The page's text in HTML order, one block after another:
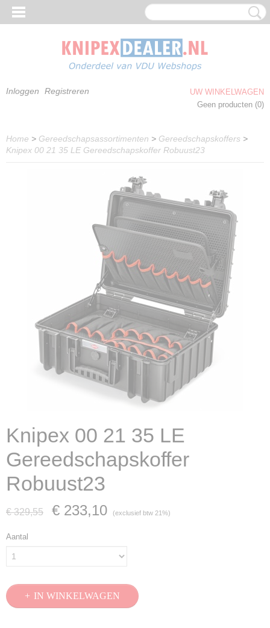
Inloggen Registreren
UW WINKELWAGEN
Geen producten (0)
Home > Gereedschapsassortimenten > Gereedschapskoffers >
Knipex 00 21 35 LE Gereedschapskoffer Robuust23
Knipex 00 21 35 LE
Gereedschapskoffer
Robuust23
€ 329,55 € 233,10 (exclusief btw 21%)
Aantal
IN WINKELWAGEN